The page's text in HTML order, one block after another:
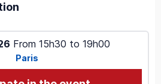
From 15h30 to 19h00
Paris